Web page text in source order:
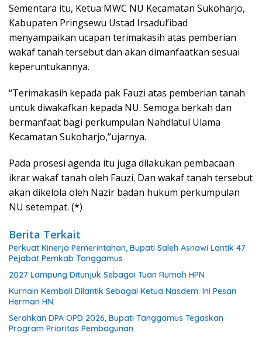
Sementara itu, Ketua MWC NU Kecamatan Sukoharjo,
Kabupaten Pringsewu Ustad Irsadul’ibad
menyampaikan ucapan terimakasih atas pemberian
wakaf tanah tersebut dan akan dimanfaatkan sesuai
keperuntukannya.
“Terimakasih kepada pak Fauzi atas pemberian tanah
untuk diwakafkan kepada NU. Semoga berkah dan
bermanfaat bagi perkumpulan Nahdlatul Ulama
Kecamatan Sukoharjo,”ujarnya.
Pada prosesi agenda itu juga dilakukan pembacaan
ikrar wakaf tanah oleh Fauzi. Dan wakaf tanah tersebut
akan dikelola oleh Nazir badan hukum perkumpulan
NU setempat. (*)
Berita Terkait
Perkuat Kinerja Pemerintahan, Bupati Saleh Asnawi Lantik 47
Pejabat Pemkab Tanggamus
2027 Lampung Ditunjuk Sebagai Tuan Rumah HPN
Kurnain Kembali Dilantik Sebagai Ketua Nasdem. Ini Pesan
Herman HN.
Serahkan DPA OPD 2026, Bupati Tanggamus Tegaskan
Program Prioritas Pembagunan